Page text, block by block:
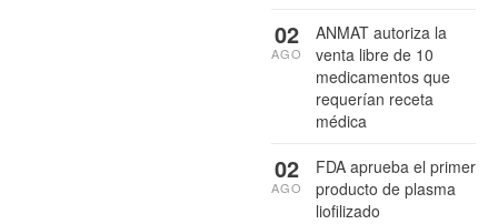
ANMAT autoriza la
venta libre de 10
medicamentos que
requerían receta
médica
02
AGO
FDA aprueba el primer
producto de plasma
liofilizado
02
AGO